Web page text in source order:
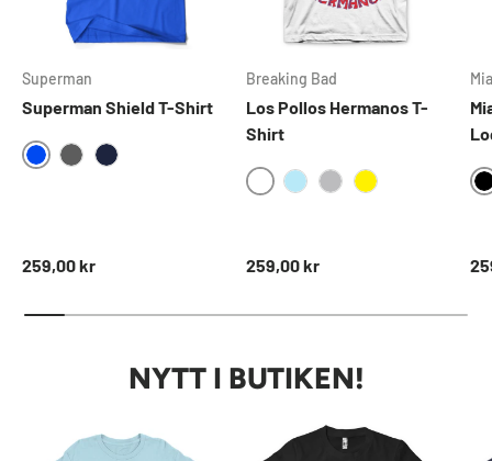
Superman
Superman Shield T-Shirt
BLUEDARKGREY
NAVY
Ordinarie pris
259,00 kr
Breaking Bad
Los Pollos Hermanos T-
Shirt
WHITESKYBLUEHEATHERGREY
YELLOW
Ordinarie pris
259,00 kr
NYTT I BUTIKEN!